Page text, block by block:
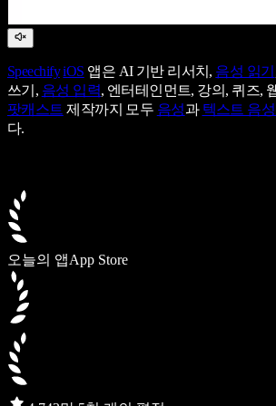
Speechify iOS 앱은 AI 기반 리서치, 음성 읽기
쓰기, 음성 입력, 엔터테인먼트, 강의, 퀴즈,
팟캐스트 제작까지 모두 음성과 텍스트 음
다.
오늘의 앱App Store